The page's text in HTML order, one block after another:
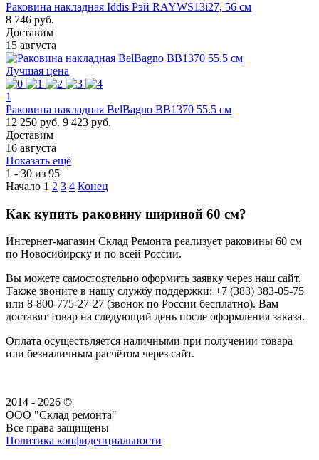
Раковина накладная Iddis Рэй RAYWS13i27, 56 см
8 746 руб.
Доставим
15 августа
Лучшая цена
1
Раковина накладная BelBagno BB1370 55.5 см
12 250 руб. 9 423 руб.
Доставим
16 августа
Показать ещё
1 - 30 из 95
Начало 1 2 3 4 Конец
Как купить раковину шириной 60 см?
Интернет-магазин Склад Ремонта реализует раковины 60 см
по Новосибирску и по всей России.
Вы можете самостоятельно оформить заявку через наш сайт.
Также звоните в нашу службу поддержки: +7 (383) 383-05-75
или 8-800-775-27-27 (звонок по России бесплатно). Вам
доставят товар на следующий день после оформления заказа.
Оплата осуществляется наличными при получении товара
или безналичным расчётом через сайт.
2014 - 2026 ©
ООО "Склад ремонта"
Все права защищены
Политика конфиденциальности